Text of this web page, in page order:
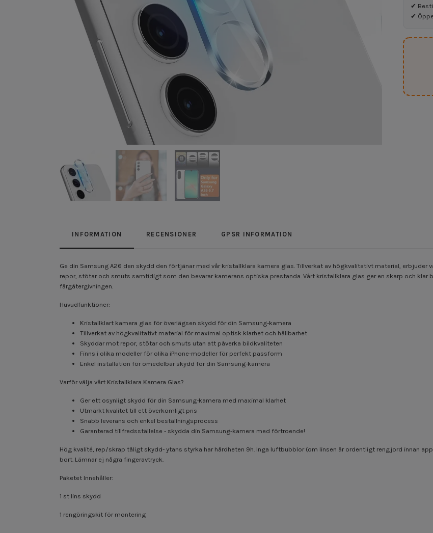
✔
✔
INFORMATION RECENSIONER GPSR INFORMATION
Ge din Samsung A26 den skydd den förtjänar med vår kristallklara kamera glas. Tillverkat av högkvalitativt material,
repor, stötar och smuts samtidigt som den bevarar kamerans optiska prestanda. Vårt kristallklara glas ger en skarp och
färgåtergivningen.
Huvudfunktioner:
Kristallklart kamera glas för överlägsen skydd för din Samsung-kamera
Tillverkat av högkvalitativt material för maximal optisk klarhet och hållbarhet
Skyddar mot repor, stötar och smuts utan att påverka bildkvaliteten
Finns i olika modeller för olika iPhone-modeller för perfekt passform
Enkel installation för omedelbar skydd för din Samsung-kamera
Varför välja vårt Kristallklara Kamera Glas?
Ger ett osynligt skydd för din Samsung-kamera med maximal klarhet
Utmärkt kvalitet till ett överkomligt pris
Snabb leverans och enkel beställningsprocess
Garanterad tillfredsställelse - skydda din Samsung-kamera med förtroende!
Hög kvalité, rep/skrap tåligt skydd- ytans styrka har hårdheten 9h. Inga luftbubblor (om linsen är ordentligt rengjord innan
bort. Lämnar ej några fingeravtryck.
Paketet Innehåller:
1 st lins skydd
1 rengöringskit för montering